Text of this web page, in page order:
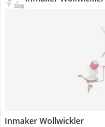
Inmaker Wollwickler